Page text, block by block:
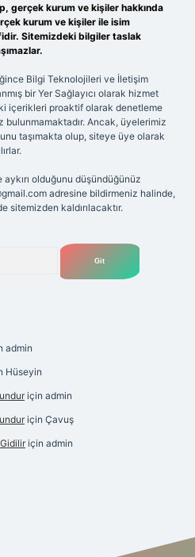
gerçek kurum ve kişiler hakkında
kurum ve kişiler ile isim
Sitemizdeki bilgiler taslak
Bilgi Teknolojileri ve İletişim
bir Yer Sağlayıcı olarak hizmet
içerikleri proaktif olarak denetleme
bulunmamaktadır. Ancak, üyelerimiz
taşımakta olup, siteye üye olarak
olduğunu düşündüğünüz
adresine bildirmeniz halinde,
sitemizden kaldırılacaktır.
admin
Hüseyin
için admin
için Çavuş
için admin